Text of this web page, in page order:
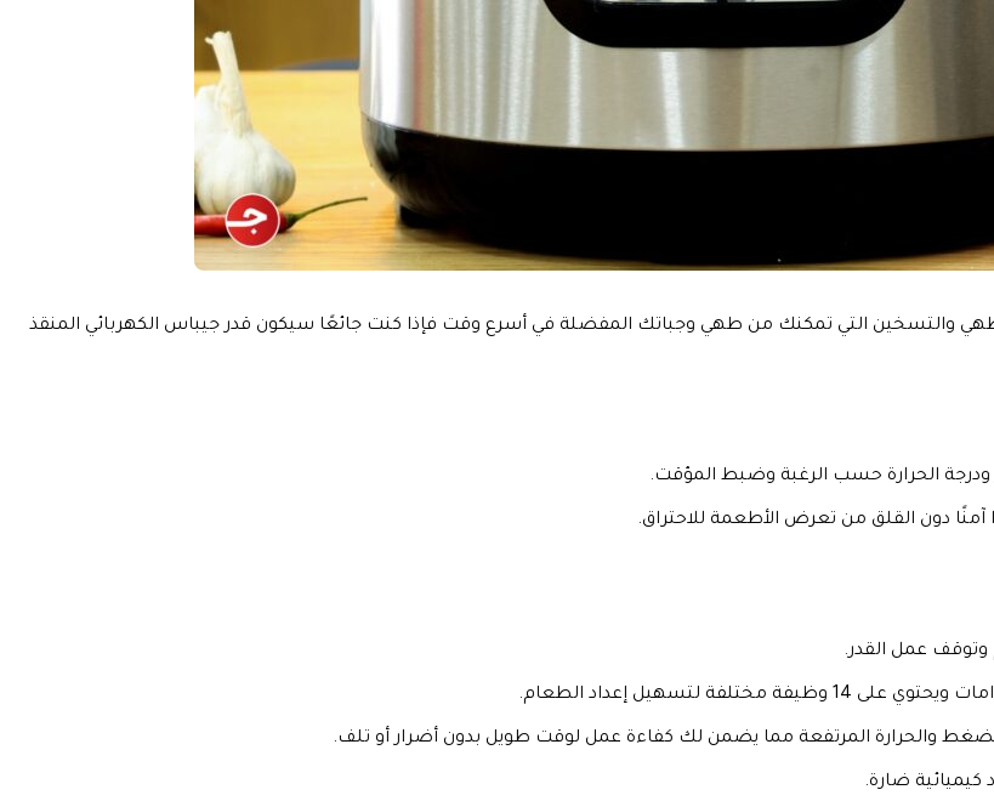
والتسخين التي تمكنك من طهي وجباتك المفضلة في أسرع وقت فإذا كنت جائعًا سيكون قدر جيباس الكهربائي المنقذ
آمنًا دون القلق من تعرض الأطعمة للاحتراق.
مختلفة لتسهيل إعداد الطعام.
والحرارة المرتفعة مما يضمن لك كفاءة عمل لوقت طويل بدون أضرار أو تلف.
ضارة.